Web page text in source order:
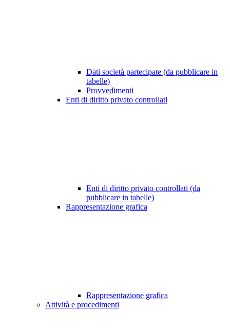
Dati società partecipate (da pubblicare in
tabelle)
Provvedimenti
Enti di diritto privato controllati
Enti di diritto privato controllati (da
pubblicare in tabelle)
Rappresentazione grafica
Rappresentazione grafica
Attività e procedimenti